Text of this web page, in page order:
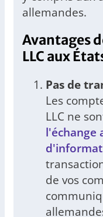
allemandes.
Avantages
LLC aux
Pas de
Les
LLC ne
l'échange
de vos